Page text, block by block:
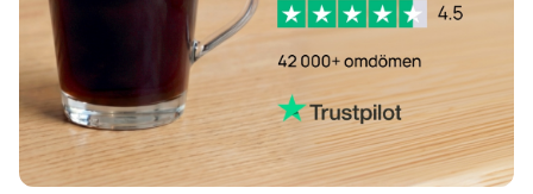
Kapslar till Tassimo® Friele-kaffekapslar för Tassimo
Marcilla-kaffekapslar för Tassimo
Choklad och te till Tassimo®
Gevalia-kaffekapslar för Tassimo